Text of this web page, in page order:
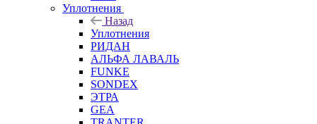
Уплотнения
Назад
Уплотнения
РИДАН
АЛЬФА ЛАВАЛЬ
FUNKE
SONDEX
ЭТРА
GEA